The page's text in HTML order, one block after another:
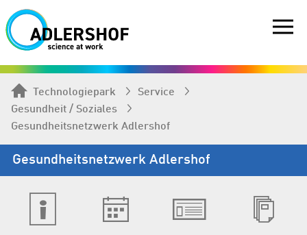
Technologiepark
Service
Gesundheit / Soziales
Gesundheits­netzwerk Adlershof
Gesundheits­netzwerk Adlershof